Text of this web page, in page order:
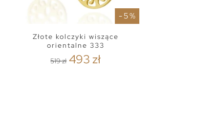
- 5 %
Złote kolczyki wiszące
orientalne 333
519 zł 493 zł